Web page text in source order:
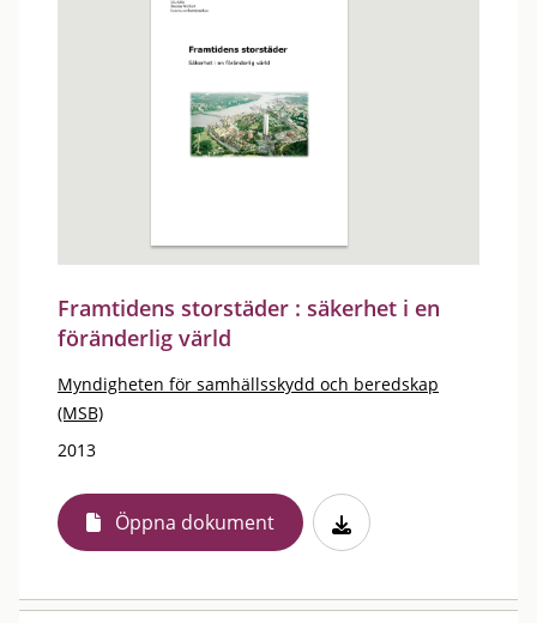
Framtidens storstäder : säkerhet i en
föränderlig värld
Myndigheten för samhällsskydd och beredskap
(MSB)
2013
Öppna dokument